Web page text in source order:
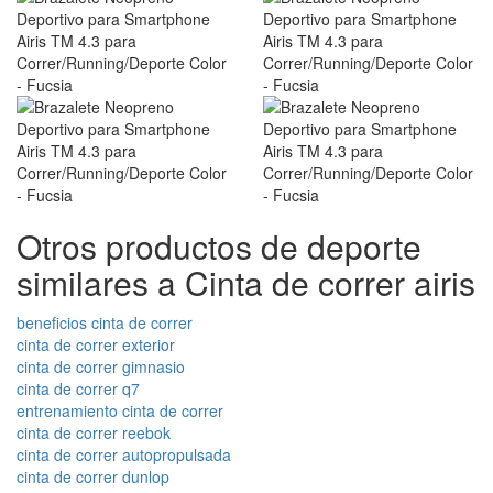
Otros productos de deporte
similares a Cinta de correr airis
beneficios cinta de correr
cinta de correr exterior
cinta de correr gimnasio
cinta de correr q7
entrenamiento cinta de correr
cinta de correr reebok
cinta de correr autopropulsada
cinta de correr dunlop